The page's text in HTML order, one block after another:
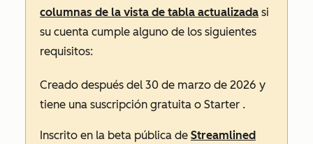
columnas de la vista de tabla actualizada si
su cuenta cumple alguno de los siguientes
requisitos:
Creado después del 30 de marzo de 2026 y
tiene una suscripción gratuita o Starter .
Inscrito en la beta pública de Streamlined